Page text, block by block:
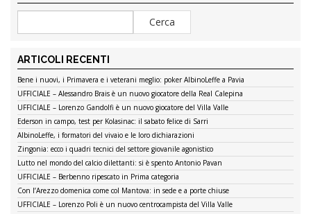
ARTICOLI RECENTI
Bene i nuovi, i Primavera e i veterani meglio: poker AlbinoLeffe a Pavia
UFFICIALE – Alessandro Brais è un nuovo giocatore della Real Calepina
UFFICIALE – Lorenzo Gandolfi è un nuovo giocatore del Villa Valle
Ederson in campo, test per Kolasinac: il sabato felice di Sarri
AlbinoLeffe, i formatori del vivaio e le loro dichiarazioni
Zingonia: ecco i quadri tecnici del settore giovanile agonistico
Lutto nel mondo del calcio dilettanti: si è spento Antonio Pavan
UFFICIALE – Berbenno ripescato in Prima categoria
Con l’Arezzo domenica come col Mantova: in sede e a porte chiuse
UFFICIALE – Lorenzo Poli è un nuovo centrocampista del Villa Valle